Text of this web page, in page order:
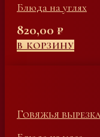
Блюда на углях
820,00 ₽
В КОРЗИНУ
Говяжья